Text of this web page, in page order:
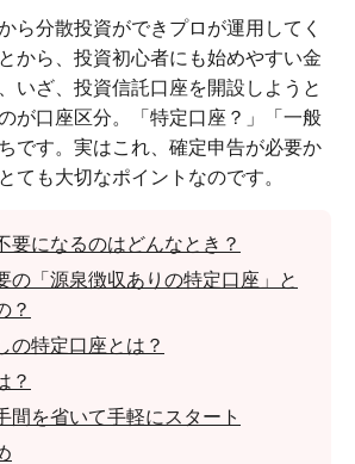
ら分散投資ができプロが運用してく
から、投資初心者にも始めやすい金
いざ、投資信託口座を開設しようと
が口座区分。「特定口座？」「一般
です。実はこれ、確定申告が必要か
ても大切なポイントなのです。
要になるのはどんなとき？
の「源泉徴収ありの特定口座」と
？
の特定口座とは？
？
間を省いて手軽にスタート